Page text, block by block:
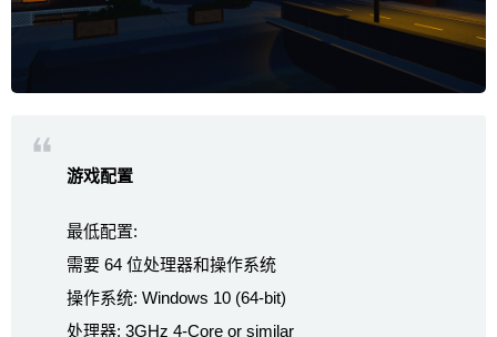
游戏配置
最低配置:
需要 64 位处理器和操作系统
操作系统: Windows 10 (64-bit)
处理器: 3GHz 4-Core or similar